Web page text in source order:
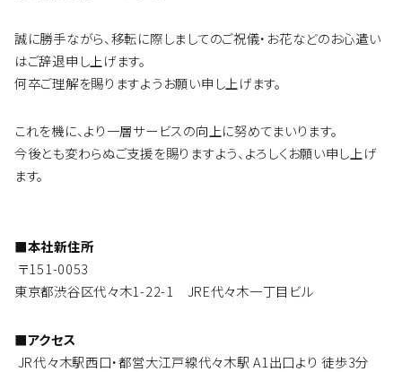
誠に勝手ながら、移転に際しましてのご祝儀・お花などのお心遣い
はご辞退申し上げます。
何卒ご理解を賜りますようお願い申し上げます。
これを機に、より一層サービスの向上に努めてまいります。
今後とも変わらぬご支援を賜りますよう、よろしくお願い申し上げ
ます。
■本社新住所
〒151-0053
東京都渋谷区代々木1-22-1 JRE代々木一丁目ビル
■アクセス
JR代々木駅西口・都営大江戸線代々木駅 A1出口より 徒歩3分